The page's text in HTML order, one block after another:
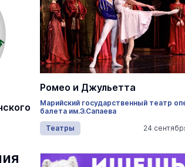
Ромео и Джульетта
Марийский государственный театр
балета им.Э.Сапаева
Театры
24